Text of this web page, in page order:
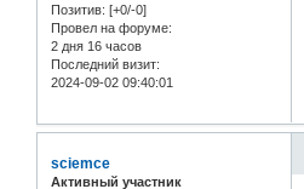
Позитив: [+0/-0]
Провел на форуме:
2 дня 16 часов
Последний визит:
2024-09-02 09:40:01
sciemce
Активный участник